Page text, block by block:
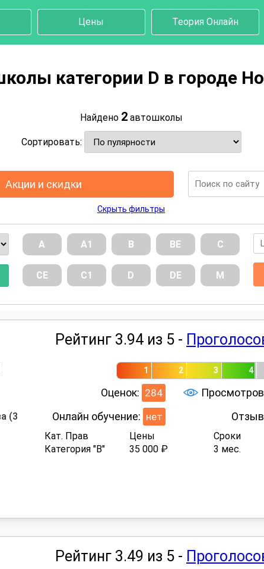
Цены Теория Онлайн
категории D в городе
Найдено 2автошколы
Сортировать:
Акции и скидки
Скрыть фильтры
А А1 В ВE С
СE С1 D DE М
(3
Рейтинг 3.94 из 5 -
1 2 3 4
Оценок: 284
Онлайн обучение: нет
Кат. Прав Цены
Сроки
Категория "B"
35 000 ₽ 3 мес.
Рейтинг 3.49 из 5 -